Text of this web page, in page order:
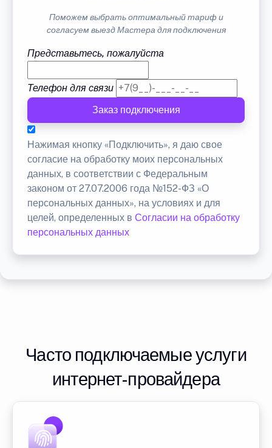
Поможем выбрать оптимальный тариф и
согласуем выезд Мастера для подключения
Представьтесь, пожалуйста
Телефон для связи
Заказ подключения
Нажимая кнопку «Подключить», я даю свое
согласие на обработку моих персональных
данных, в соответствии с Федеральным
законом от 27.07.2006 года №152-ФЗ «О
персональных данных», на условиях и для
целей, определенных в Согласии на обработку
персональных данных
Часто подключаемые услуги
интернет-провайдера